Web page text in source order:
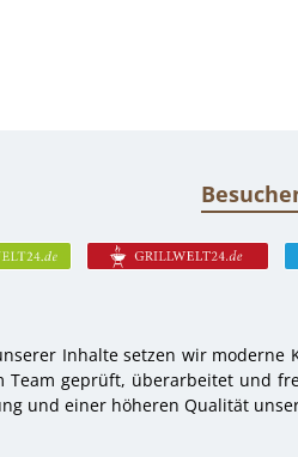
Inhalte setzen wir moderne
Team geprüft, überarbeitet und
und einer höheren Qualität